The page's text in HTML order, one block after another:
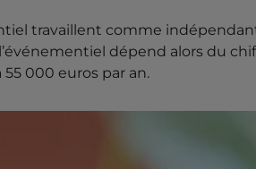
travaillent comme
dépend alors du
000 euros par an.